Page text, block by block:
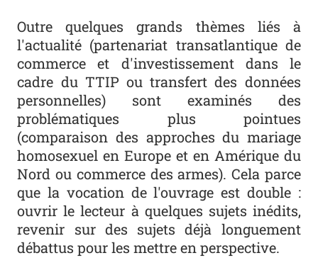
Outre quelques grands thèmes liés à
l'actualité (partenariat transatlantique de
commerce et d'investissement dans le
cadre du TTIP ou transfert des données
personnelles) sont examinés des
problématiques plus pointues
(comparaison des approches du mariage
homosexuel en Europe et en Amérique du
Nord ou commerce des armes). Cela parce
que la vocation de l'ouvrage est double :
ouvrir le lecteur à quelques sujets inédits,
revenir sur des sujets déjà longuement
débattus pour les mettre en perspective.